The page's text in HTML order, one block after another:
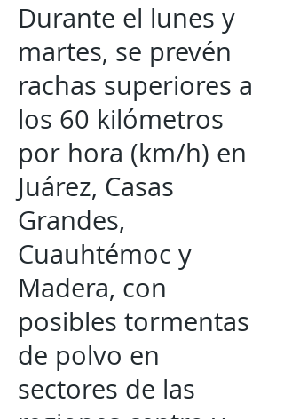
Durante el lunes y
martes, se prevén
rachas superiores a
los 60 kilómetros
por hora (km/h) en
Juárez, Casas
Grandes,
Cuauhtémoc y
Madera, con
posibles tormentas
de polvo en
sectores de las